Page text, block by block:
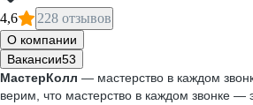
4,6 228 отзывов
О компании
Вакансии53
МастерКолл — мастерство в каждом
верим, что мастерство в каждом звонке —